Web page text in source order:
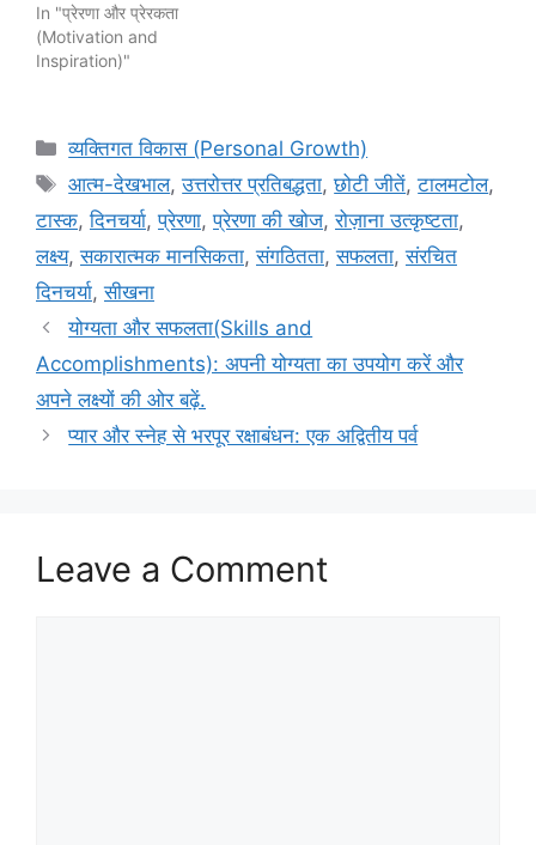
In "प्रेरणा और प्रेरकता
(Motivation and
Inspiration)"
Categories
व्यक्तिगत विकास (Personal Growth)
Tags
आत्म-देखभाल,उत्तरोत्तर प्रतिबद्धता,छोटी जीतें,टालमटोल,
टास्क,दिनचर्या,प्रेरणा,प्रेरणा की खोज,रोज़ाना उत्कृष्टता,
लक्ष्य,सकारात्मक मानसिकता,संगठितता,सफलता,संरचित
दिनचर्या,सीखना
योग्यता और सफलता(Skills and
Accomplishments): अपनी योग्यता का उपयोग करें और
अपने लक्ष्यों की ओर बढ़ें.
प्यार और स्नेह से भरपूर रक्षाबंधन: एक अद्वितीय पर्व
Leave a Comment